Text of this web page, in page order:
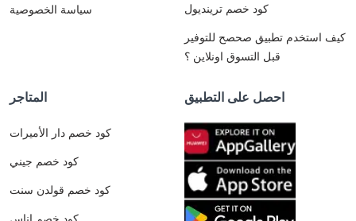
سياسة الخصوصية
كود خصم ترينديول
كيف استخدم تطبيق صحصح للتوفير
قبل التسوق اونلاين ؟
المتاجر
كود خصم دار الأميرات
كود خصم جيني
كود خصم قولدن سنت
احصل على التطبيق